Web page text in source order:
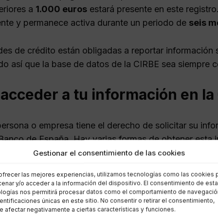
Gestionar el consentimiento de las cookies
las mejores experiencias, utilizamos tecnologías como las cookies
y/o acceder a la información del dispositivo. El consentimiento de
nos permitirá procesar datos como el comportamiento de
únicas en este sitio. No consentir o retirar el consentimiento,
afectar negativamente a ciertas características y funciones.
a 1.000 euros estará presente en este
y permanece activa durante un periodo de seis
de crédito están obligadas a reportar
así que la base de datos de la CIRBE sea siempre
a tu información en la
o empresa tiene el derecho de solicitar su
de España. Hay varias formas de obtener esta
Acceso
Acudiendo a las oficinas del Banco de
postal:Enviando una solicitud firmada junto